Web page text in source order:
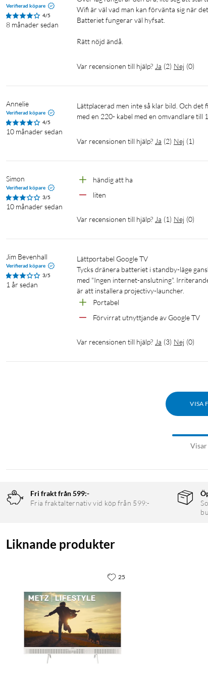
Chromecast inbyggd: Ja
Mirroring: Ja (Android & iOS)
Digitaltv mottagare: Nej
HDMI: 1 x HDMI 2.0
LAN: 1 x RJ45 (Ethernet)
Ljudutgång: 1 x 3,5 mm jack
CI+ slot: Ja
Optisk ljudutgång: Ja​
Ljudsystem: Dolby Audio
Högtalareffekt: 2 x 6 W
Batteritid: Upp till 3 timmar (beroende på användning)
Laddning: 12 V, 5A DC (60W)
DC-kontakt: + i mitten, 5,5mm x 2,3mm x 10mm i längd
Energiklass: E
Strömförbrukning (påläge): 17 W
Strömförbrukning (standby): 0,5 W
Mått med stativ: 549 x 74 x 366 mm
Verifierad köpare
4/5
8 månader sedan
Wifi är väl vad man kan förvänta sig när
Batteriet fungerar väl hyfsat.
Var recensionen till hjälp? Ja (2) Nej (0)
Annelie
Verifierad köpare
4/5
10 månader sedan
Lättplacerad men inte så klar bild. Och det finns inte med en 12-Volts-kabel. Och det behövs i så fall en på 5 ampere. Är bara
med en 220- kabel med en omvandlare till
Var recensionen till hjälp? Ja (2) Nej (1)
Simon
Verifierad köpare
3/5
10 månader sedan
händig att ha
liten
Var recensionen till hjälp? Ja (1) Nej (0)
Jim Bevenhall
Verifierad köpare
3/5
1 år sedan
Lättportabel Google TV
Tycks dränera batteriet i standby-läge
med "Ingen internet-anslutning".
är att installera projectivy-launcher.
Portabel
Förvirrat utnyttjande av Google TV
Var recensionen till hjälp? Ja (3) Nej (0)
VISA
Visar
Fri frakt från 599:-
Fria fraktalternativ vid köp från 599:-
Liknande produkter
25